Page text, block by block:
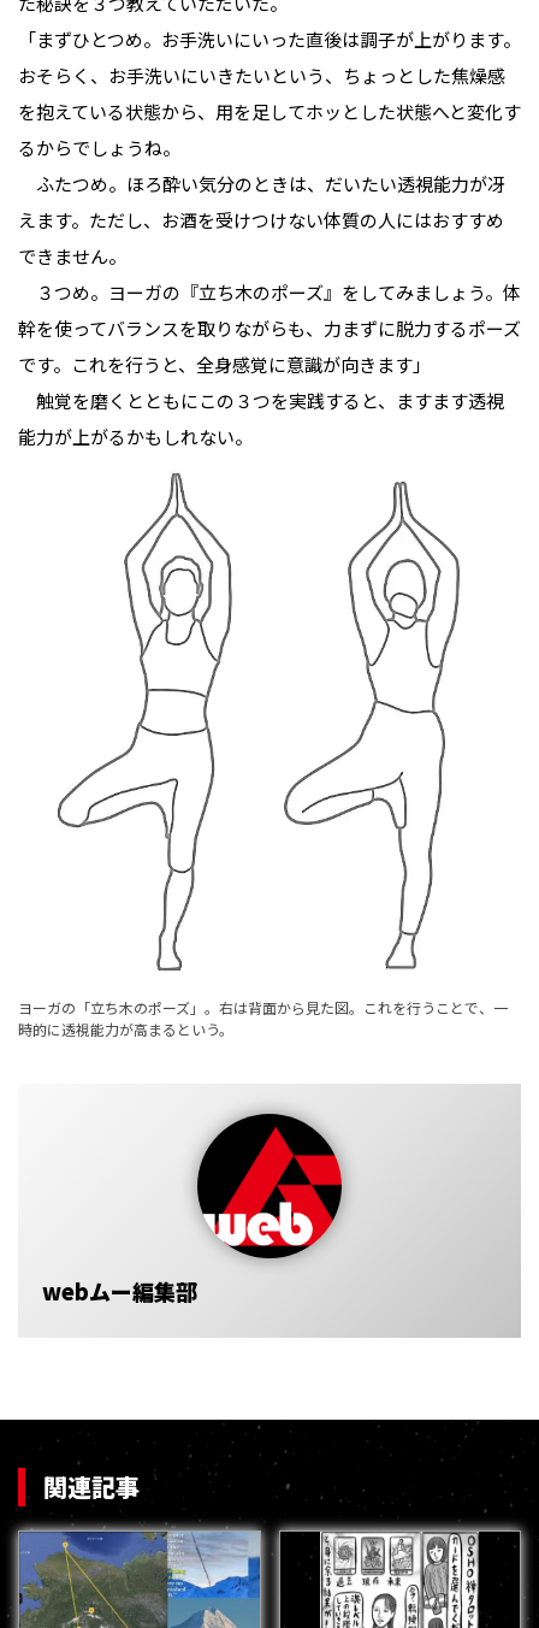
「まずひとつめ。お手洗いにいった直後は調子が上がります。
おそらく、お手洗いにいきたいという、ちょっとした焦燥感
を抱えている状態から、用を足してホッとした状態へと変化す
るからでしょうね。
ふたつめ。ほろ酔い気分のときは、だいたい透視能力が冴
えます。ただし、お酒を受けつけない体質の人にはおすすめ
できません。
３つめ。ヨーガの『立ち木のポーズ』をしてみましょう。体
幹を使ってバランスを取りながらも、力まずに脱力するポーズ
です。これを行うと、全身感覚に意識が向きます」
触覚を磨くとともにこの３つを実践すると、ますます透視
能力が上がるかもしれない。
ヨーガの「立ち木のポーズ」。右は背面から見た図。これを行うことで、一
時的に透視能力が高まるという。
webムー編集部
関連記事